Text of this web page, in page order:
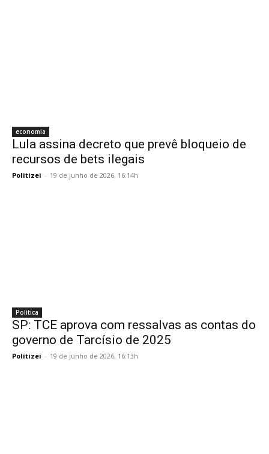
economia
Lula assina decreto que prevê bloqueio de
recursos de bets ilegais
Politizei - 19 de junho de 2026, 16:14h
Politica
SP: TCE aprova com ressalvas as contas do
governo de Tarcísio de 2025
Politizei - 19 de junho de 2026, 16:13h